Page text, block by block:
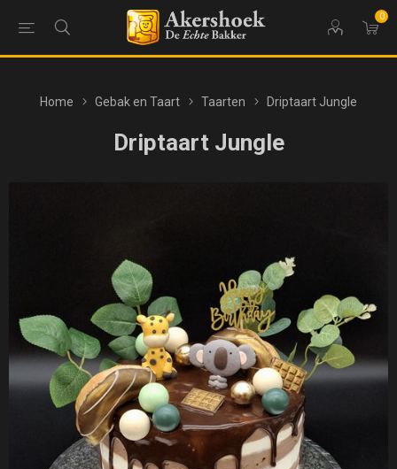
0
Home Gebak en Taart Taarten Driptaart Jungle
Driptaart Jungle